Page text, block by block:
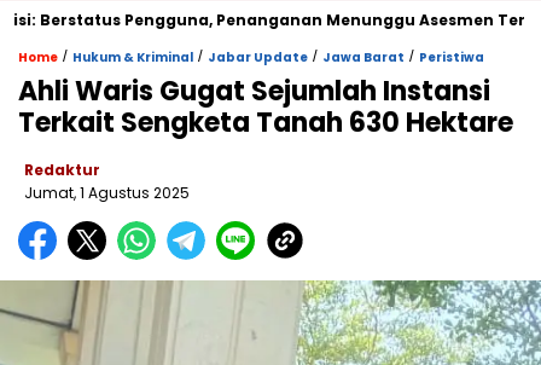
Pengguna, Penanganan Menunggu Asesmen Terpadu
Home / Hukum & Kriminal / Jabar Update / Jawa Barat / Peristiwa
‎Ahli Waris Gugat Sejumlah Instansi
Terkait Sengketa Tanah 630 Hektare‎
Redaktur
Jumat, 1 Agustus 2025